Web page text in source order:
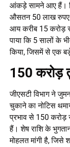
आंकड़े सामने आए हैं।
औसतन 50 लाख रुपए
आय करीब 15 करोड़
पाया कि 5 सालों के
किया, जिसमें से एक
150 करोड़
जीएसटी विभाग ने
चुकाने का नोटिस
प्रभाव से 150 करोड़
हैं। शेष राशि के
मोहलत मांगी है, जिसे